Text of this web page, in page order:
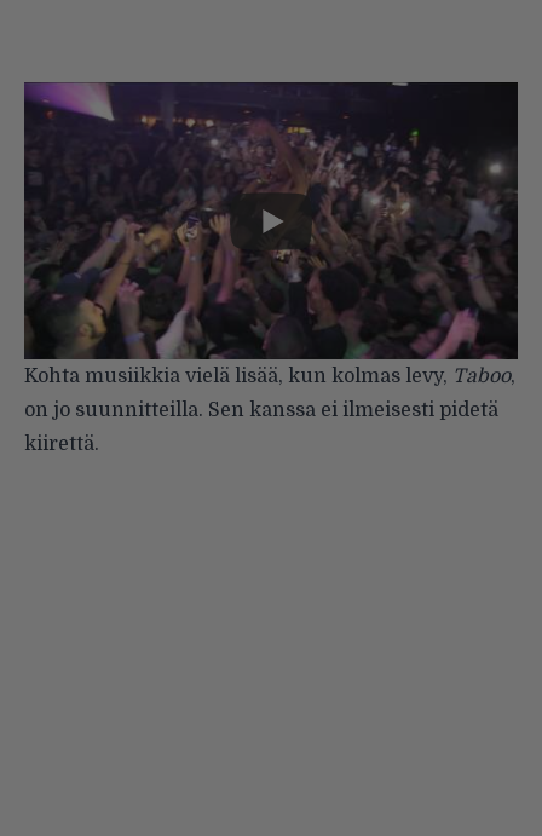
Kohta musiikkia vielä lisää, kun kolmas levy, Taboo,
on jo suunnitteilla. Sen kanssa ei ilmeisesti pidetä
kiirettä.